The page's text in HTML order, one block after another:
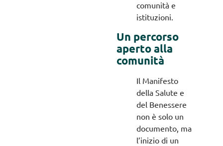
comunità e
istituzioni.
Un percorso
aperto alla
comunità
Il Manifesto
della Salute e
del Benessere
non è solo un
documento, ma
l’inizio di un